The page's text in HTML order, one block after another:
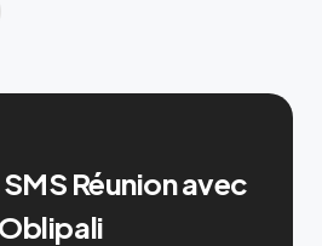
Réunion avec
Oblipali